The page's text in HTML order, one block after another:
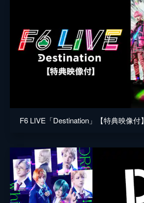
F6 LIVE「Destination」【特典映像付】